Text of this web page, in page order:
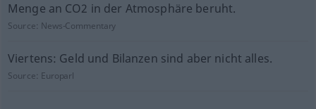
Menge an CO2 in der Atmosphäre beruht.
Source: News-Commentary
Viertens: Geld und Bilanzen sind aber nicht alles.
Source: Europarl